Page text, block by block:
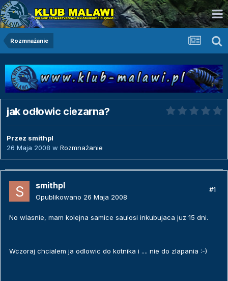
Rozmnażanie
jak odłowic ciezarna?
Przez smithpl
26 Maja 2008 w Rozmnażanie
smithpl
Opublikowano 26 Maja 2008
#1
No wlasnie, mam kolejna samice saulosi inkubujaca juz 15 dni.
Wczoraj chcialem ja odlowic do kotnika i .... nie do zlapania :-)